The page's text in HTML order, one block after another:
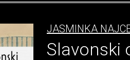
JASMINKA
Slavonski